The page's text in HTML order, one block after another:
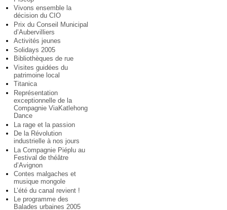
Vivons ensemble la
décision du CIO
Prix du Conseil Municipal
d’Aubervilliers
Activités jeunes
Solidays 2005
Bibliothèques de rue
Visites guidées du
patrimoine local
Titanica
Représentation
exceptionnelle de la
Compagnie ViaKatlehong
Dance
La rage et la passion
De la Révolution
industrielle à nos jours
La Compagnie Piéplu au
Festival de théâtre
d’Avignon
Contes malgaches et
musique mongole
L’été du canal revient !
Le programme des
Balades urbaines 2005